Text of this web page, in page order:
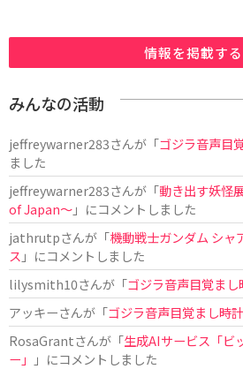
情報を掲載する
みんなの活動
jeffreywarner283さんが「ゴジラ音声目
ました
jeffreywarner283さんが「動き出す妖怪
of Japan〜」にコメントしました
jathrutpさんが「機動戦士ガンダム シャ
ス 」にコメントしました
lilysmith10さんが「ゴジラ音声目覚まし
アッキーさんが「ゴジラ音声目覚まし時計
RosaGrantさんが「生成AIサービス「ビ
ー」
」にコメントしました